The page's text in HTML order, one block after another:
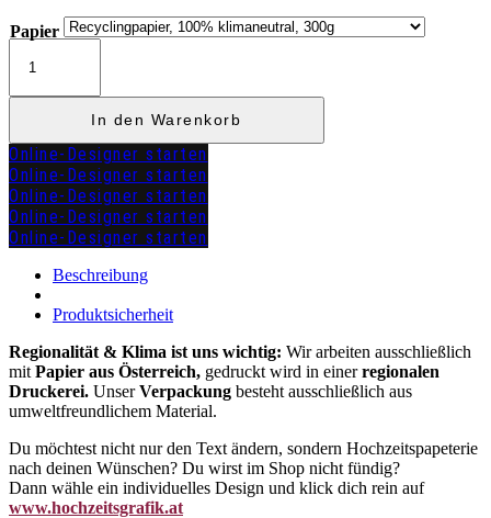
zuzügl.Versandkosten
Papier
Tischkarte
Klapp
Menge
In den Warenkorb
Online-Designer starten
Online-Designer starten
Online-Designer starten
Online-Designer starten
Online-Designer starten
Beschreibung
Produktsicherheit
Regionalität & Klima ist uns wichtig: Wir arbeiten ausschließlich
mit Papier aus Österreich, gedruckt wird in einerregionalen
Druckerei. UnserVerpackung besteht ausschließlich aus
umweltfreundlichem Material.
Du möchtest nicht nur den Text ändern, sondern Hochzeitspapeterie
nach deinen Wünschen? Du wirst im Shop nicht fündig?
Dann wähle ein individuelles Design und klick dich rein auf
www.hochzeitsgrafik.at